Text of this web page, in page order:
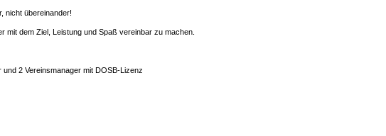
nicht übereinander!
mit dem Ziel, Leistung und Spaß vereinbar zu machen.
2 Vereinsmanager mit DOSB-Lizenz